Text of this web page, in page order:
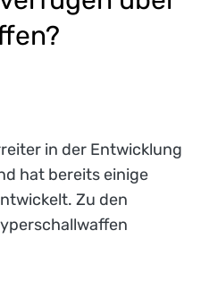
in der Entwicklung
hat bereits einige
Zu den